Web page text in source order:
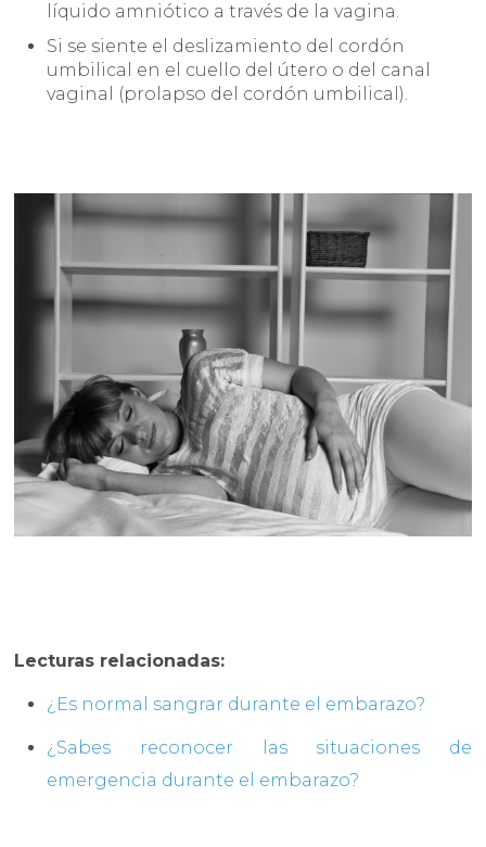
líquido amniótico a través de la vagina.
Si se siente el deslizamiento del cordón
umbilical en el cuello del útero o del canal
vaginal (prolapso del cordón umbilical).
Lecturas relacionadas:
¿Es normal sangrar durante el embarazo?
¿Sabes reconocer las situaciones de
emergencia durante el embarazo?